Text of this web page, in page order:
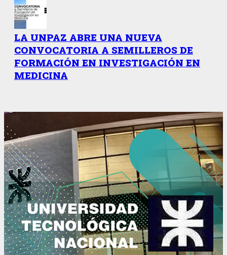
LA UNPAZ ABRE UNA NUEVA
CONVOCATORIA A SEMILLEROS DE
FORMACIÓN EN INVESTIGACIÓN EN
MEDICINA